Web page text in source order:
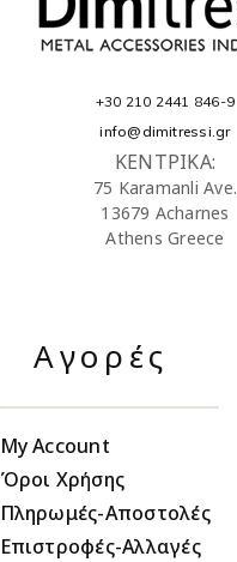
+30 210 2441 846-9
info@dimitressi.gr
ΚΕΝΤΡΙΚΑ:
75 Karamanli Ave.
13679 Acharnes
Athens Greece
Αγορές
My Account
Όροι Χρήσης
Πληρωμές-Αποστολές
Επιστροφές-Αλλαγές